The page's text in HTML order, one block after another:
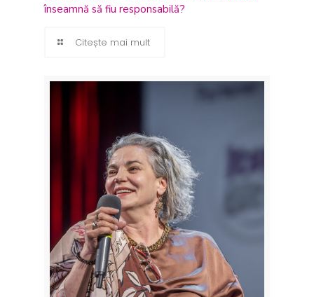
înseamnă să fiu responsabilă?
Citește mai mult